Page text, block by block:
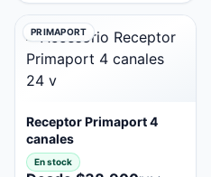
PRIMAPORT
Receptor Primaport 4
canales
En stock